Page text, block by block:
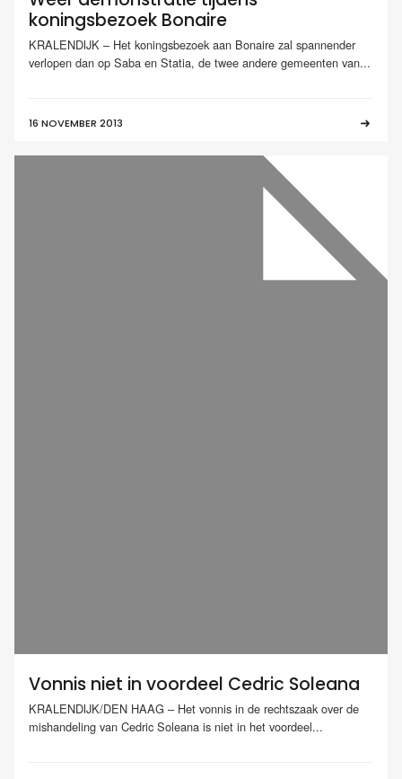
koningsbezoek Bonaire
KRALENDIJK – Het koningsbezoek aan Bonaire zal spannender
verlopen dan op Saba en Statia, de twee andere gemeenten van...
16 NOVEMBER 2013
Vonnis niet in voordeel Cedric Soleana
KRALENDIJK/DEN HAAG – Het vonnis in de rechtszaak over de
mishandeling van Cedric Soleana is niet in het voordeel...